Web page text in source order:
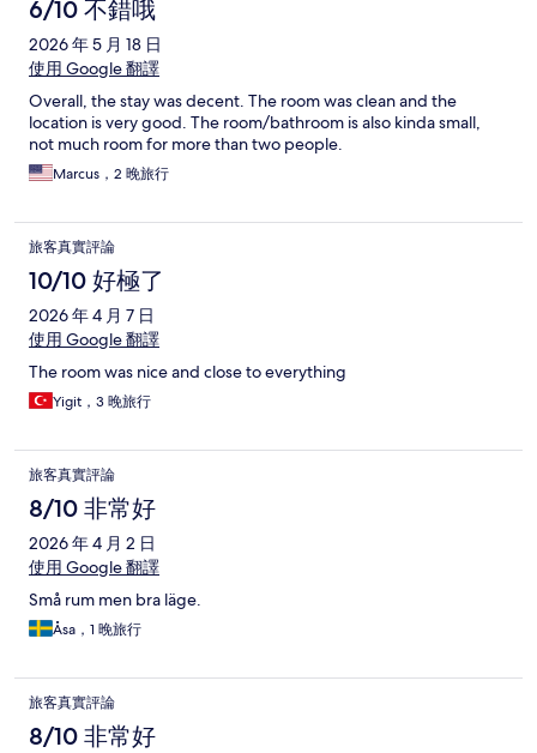
6/10 不錯哦
2026 年 5 月 18 日
使用 Google 翻譯
Overall, the stay was decent. The room was clean and the
location is very good. The room/bathroom is also kinda small,
not much room for more than two people.
Marcus，2 晚旅行
旅客真實評論
10/10 好極了
2026 年 4 月 7 日
使用 Google 翻譯
The room was nice and close to everything
Yigit，3 晚旅行
旅客真實評論
8/10 非常好
2026 年 4 月 2 日
使用 Google 翻譯
Små rum men bra läge.
Åsa，1 晚旅行
旅客真實評論
8/10 非常好